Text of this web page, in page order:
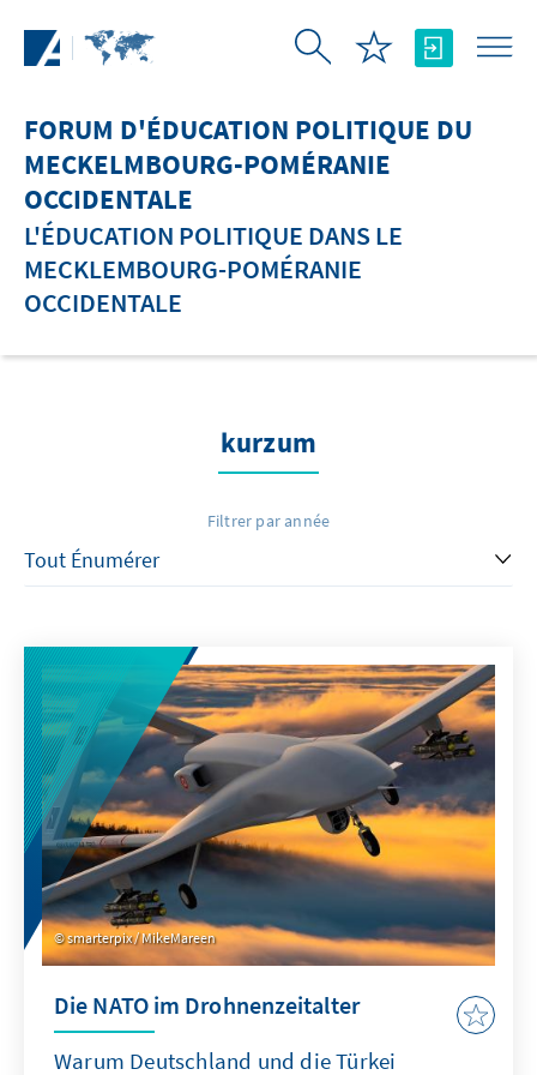
FORUM D'ÉDUCATION POLITIQUE DU
MECKELMBOURG-POMÉRANIE
OCCIDENTALE
L'ÉDUCATION POLITIQUE DANS LE
MECKLEMBOURG-POMÉRANIE
OCCIDENTALE
kurzum
Filtrer par année
smarterpix / MikeMareen
Die NATO im Drohnenzeitalter
Warum Deutschland und die Türkei